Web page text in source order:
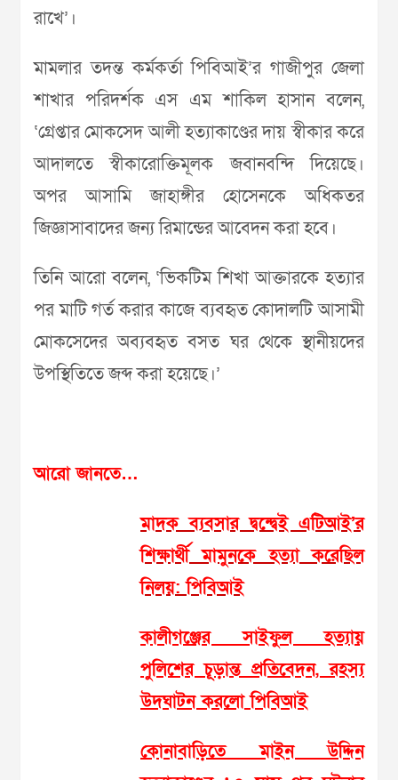
রাখে’।
মামলার তদন্ত কর্মকর্তা পিবিআই’র গাজীপুর জেলা
শাখার পরিদর্শক এস এম শাকিল হাসান বলেন,
‘গ্রেপ্তার মোকসেদ আলী হত্যাকাণ্ডের দায় স্বীকার করে
আদালতে স্বীকারোক্তিমূলক জবানবন্দি দিয়েছে।
অপর আসামি জাহাঙ্গীর হোসেনকে অধিকতর
জিজ্ঞাসাবাদের জন্য রিমান্ডের আবেদন করা হবে।
তিনি আরো বলেন, ‘ভিকটিম শিখা আক্তারকে হত্যার
পর মাটি গর্ত করার কাজে ব্যবহৃত কোদালটি আসামী
মোকসেদের অব্যবহৃত বসত ঘর থেকে স্থানীয়দের
উপস্থিতিতে জব্দ করা হয়েছে।’
আরো জানতে…
মাদক ব্যবসার দ্বন্দ্বেই এটিআই’র
শিক্ষার্থী মামুনকে হত্যা করেছিল
নিলয়: পিবিআই
কালীগঞ্জের সাইফুল হত্যায়
পুলিশের চূড়ান্ত প্রতিবেদন, রহস্য
উদঘাটন করলো পিবিআই
কোনাবাড়িতে মাইন উদ্দিন